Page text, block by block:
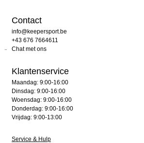
Contact
info@keepersport.be
+43 676 7664611
Chat met ons
Klantenservice
Maandag: 9:00-16:00
Dinsdag: 9:00-16:00
Woensdag: 9:00-16:00
Donderdag: 9:00-16:00
Vrijdag: 9:00-13:00
Service & Hulp